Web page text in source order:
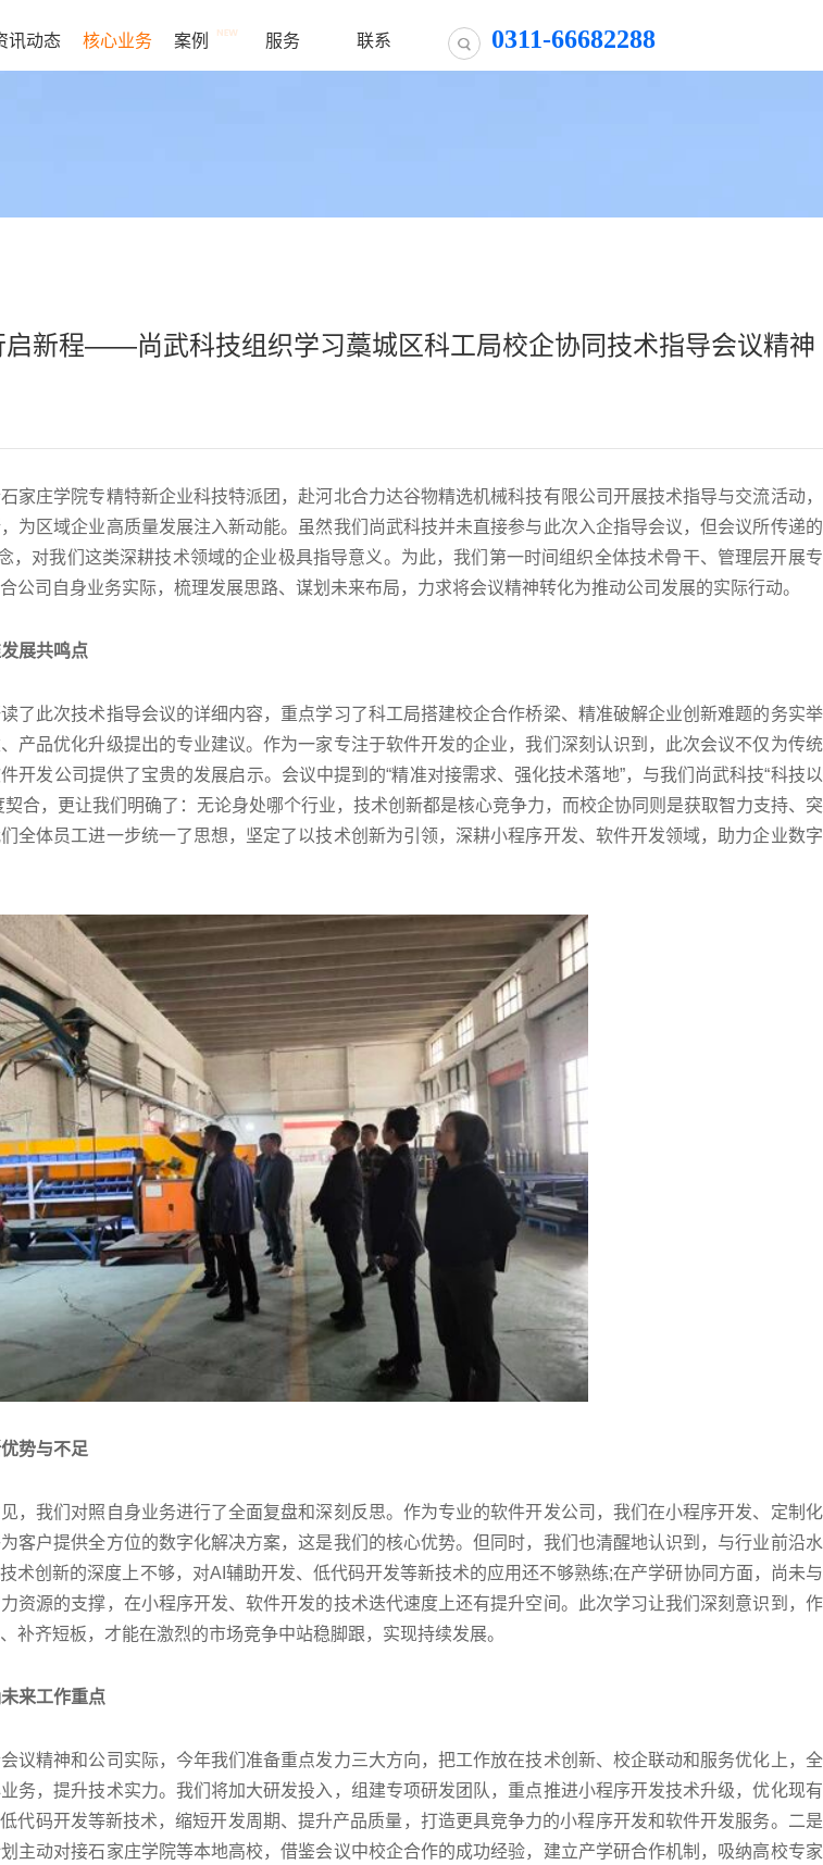
讯动态 核心业务 案例 服务 联系 0311-66682288
启新程——尚武科技组织学习藁城区科工局校企协同技术指导会议精神
庄学院专精特新企业科技特派团，赴河北合力达谷物精选机械科技有限公司开展技术指导与交流活动，
为区域企业高质量发展注入新动能。虽然我们尚武科技并未直接参与此次入企指导会议，但会议所传递的
，对我们这类深耕技术领域的企业极具指导意义。为此，我们第一时间组织全体技术骨干、管理层开展专
公司自身业务实际，梳理发展思路、谋划未来布局，力求将会议精神转化为推动公司发展的实际行动。
展共鸣点
此次技术指导会议的详细内容，重点学习了科工局搭建校企合作桥梁、精准破解企业创新难题的务实举
产品优化升级提出的专业建议。作为一家专注于软件开发的企业，我们深刻认识到，此次会议不仅为传统
开发公司提供了宝贵的发展启示。会议中提到的“精准对接需求、强化技术落地”，与我们尚武科技“科技以
合，更让我们明确了：无论身处哪个行业，技术创新都是核心竞争力，而校企协同则是获取智力支持、突
全体员工进一步统一了思想，坚定了以技术创新为引领，深耕小程序开发、软件开发领域，助力企业数字
势与不足
我们对照自身业务进行了全面复盘和深刻反思。作为专业的软件开发公司，我们在小程序开发、定制化
客户提供全方位的数字化解决方案，这是我们的核心优势。但同时，我们也清醒地认识到，与行业前沿水
术创新的深度上不够，对AI辅助开发、低代码开发等新技术的应用还不够熟练;在产学研协同方面，尚未与
资源的支撑，在小程序开发、软件开发的技术迭代速度上还有提升空间。此次学习让我们深刻意识到，作
补齐短板，才能在激烈的市场竞争中站稳脚跟，实现持续发展。
来工作重点
精神和公司实际，今年我们准备重点发力三大方向，把工作放在技术创新、校企联动和服务优化上，全
务，提升技术实力。我们将加大研发投入，组建专项研发团队，重点推进小程序开发技术升级，优化现有
代码开发等新技术，缩短开发周期、提升产品质量，打造更具竞争力的小程序开发和软件开发服务。二是
主动对接石家庄学院等本地高校，借鉴会议中校企合作的成功经验，建立产学研合作机制，吸纳高校专家